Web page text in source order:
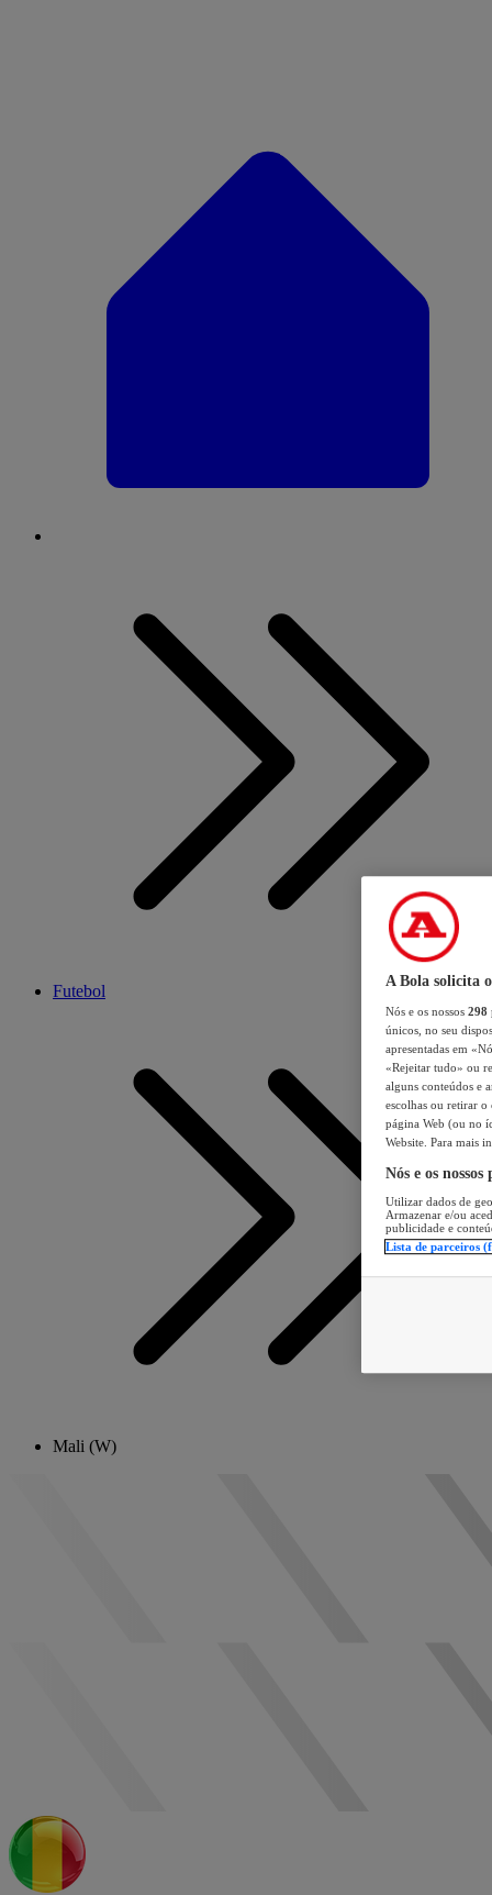
Futebol
Mali (W)
A Bola solicita
Nós e os nossos 298
únicos, no seu
apresentadas em
«Rejeitar tudo» ou
alguns conteúdos e
escolhas ou retirar
página Web (ou no
Website. Para mais
Nós e os
Utilizar dados de
Armazenar e/ou
publicidade e
Lista de parceiros